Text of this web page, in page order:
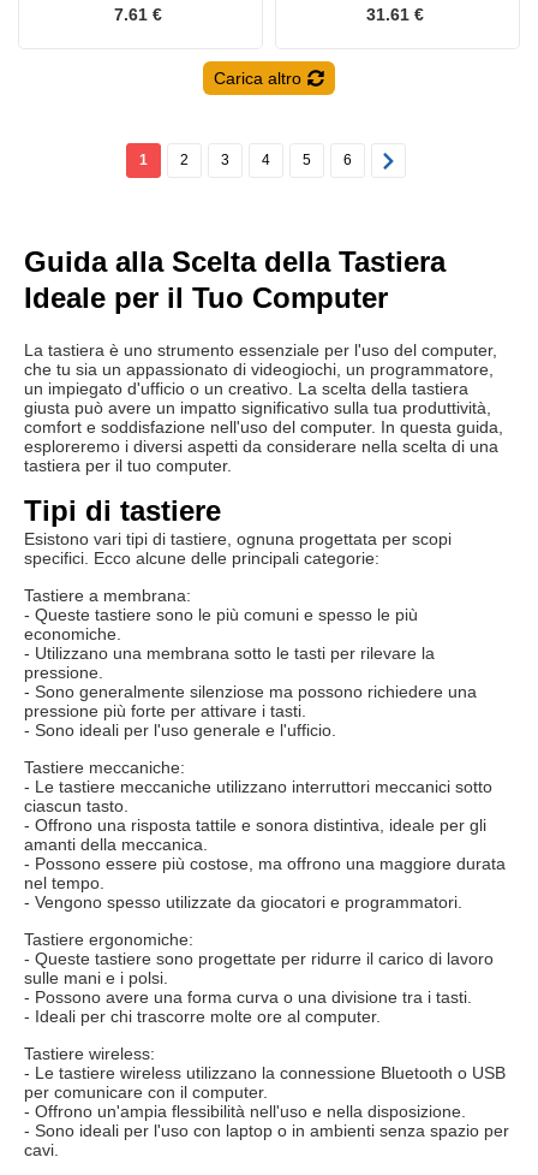
7.61 € 31.61 €
Carica altro
1 2 3 4 5 6
Guida alla Scelta della Tastiera
Ideale per il Tuo Computer
La tastiera è uno strumento essenziale per l'uso del computer,
che tu sia un appassionato di videogiochi, un programmatore,
un impiegato d'ufficio o un creativo. La scelta della tastiera
giusta può avere un impatto significativo sulla tua produttività,
comfort e soddisfazione nell'uso del computer. In questa guida,
esploreremo i diversi aspetti da considerare nella scelta di una
tastiera per il tuo computer.
Tipi di tastiere
Esistono vari tipi di tastiere, ognuna progettata per scopi
specifici. Ecco alcune delle principali categorie:
Tastiere a membrana:
- Queste tastiere sono le più comuni e spesso le più
economiche.
- Utilizzano una membrana sotto le tasti per rilevare la
pressione.
- Sono generalmente silenziose ma possono richiedere una
pressione più forte per attivare i tasti.
- Sono ideali per l'uso generale e l'ufficio.
Tastiere meccaniche:
- Le tastiere meccaniche utilizzano interruttori meccanici sotto
ciascun tasto.
- Offrono una risposta tattile e sonora distintiva, ideale per gli
amanti della meccanica.
- Possono essere più costose, ma offrono una maggiore durata
nel tempo.
- Vengono spesso utilizzate da giocatori e programmatori.
Tastiere ergonomiche:
- Queste tastiere sono progettate per ridurre il carico di lavoro
sulle mani e i polsi.
- Possono avere una forma curva o una divisione tra i tasti.
- Ideali per chi trascorre molte ore al computer.
Tastiere wireless:
- Le tastiere wireless utilizzano la connessione Bluetooth o USB
per comunicare con il computer.
- Offrono un'ampia flessibilità nell'uso e nella disposizione.
- Sono ideali per l'uso con laptop o in ambienti senza spazio per
cavi.